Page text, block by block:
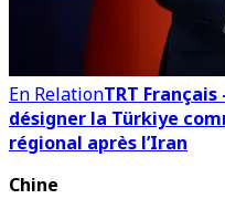
En RelationTRT
désigner la Türkiye
régional après l’Iran
Chine